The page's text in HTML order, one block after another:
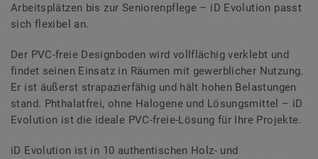
Arbeitsplätzen bis zur Seniorenpflege – iD Evolution passt
sich flexibel an.
Der PVC-freie Designboden wird vollflächig verklebt und
findet seinen Einsatz in Räumen mit gewerblicher Nutzung.
Er ist äußerst strapazierfähig und hält hohen Belastungen
stand. Phthalatfrei, ohne Halogene und Lösungsmittel – iD
Evolution ist die ideale PVC-freie-Lösung für Ihre Projekte.
iD Evolution ist in 10 authentischen Holz- und